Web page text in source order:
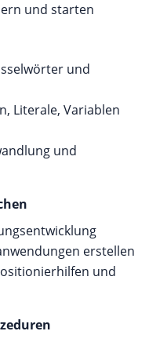
und starten
und
Literale, Variablen
und
erstellen
und